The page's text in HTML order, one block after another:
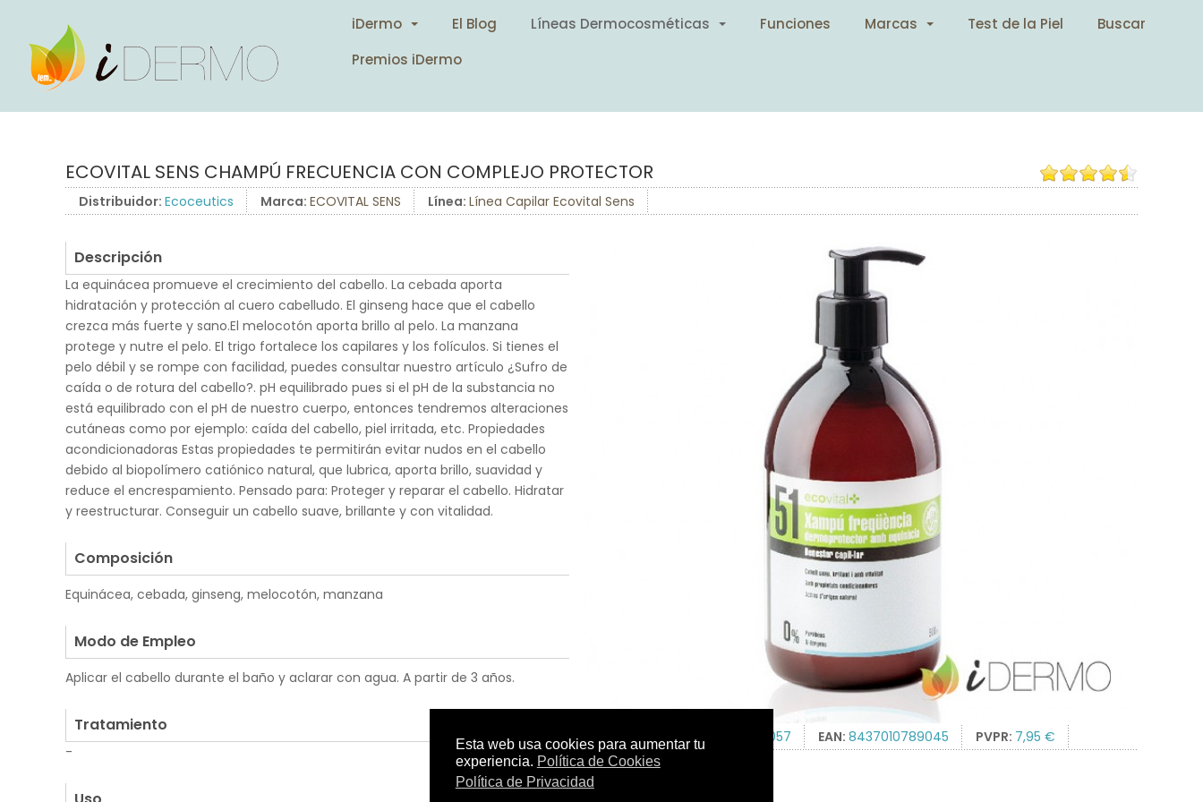
iDermo El Blog Líneas Dermocosméticas Funciones Marcas Test de la Piel
Buscar
Premios iDermo
ECOVITAL SENS CHAMPÚ FRECUENCIA CON COMPLEJO PROTECTOR
Distribuidor: Ecoceutics Marca: ECOVITAL SENS Línea: Línea Capilar Ecovital Sens
Tamaño:500 ml. 138057 EAN: 8437010789045 PVPR: 7,95 €
Descripción
La equinácea promueve el crecimiento del cabello. La cebada aporta
hidratación y protección al cuero cabelludo. El ginseng hace que el cabello
crezca más fuerte y sano.El melocotón aporta brillo al pelo. La manzana
protege y nutre el pelo. El trigo fortalece los capilares y los folículos. Si tienes el
pelo débil y se rompe con facilidad, puedes consultar nuestro artículo ¿Sufro de
caída o de rotura del cabello?. pH equilibrado pues si el pH de la substancia no
está equilibrado con el pH de nuestro cuerpo, entonces tendremos alteraciones
cutáneas como por ejemplo: caída del cabello, piel irritada, etc. Propiedades
acondicionadoras Estas propiedades te permitirán evitar nudos en el cabello
debido al biopolímero catiónico natural, que lubrica, aporta brillo, suavidad y
reduce el encrespamiento. Pensado para: Proteger y reparar el cabello. Hidratar
y reestructurar. Conseguir un cabello suave, brillante y con vitalidad.
Composición
Equinácea, cebada, ginseng, melocotón, manzana
Modo de Empleo
Aplicar el cabello durante el baño y aclarar con agua. A partir de 3 años.
Tratamiento
-